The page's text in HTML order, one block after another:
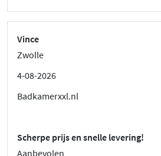
Vince
Zwolle
4-08-2026
Badkamerxxl.nl
Scherpe prijs en snelle levering!
Aanbevolen